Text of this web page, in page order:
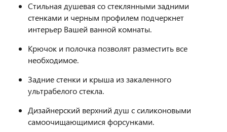
Стильная душевая со стеклянными задними
стенками и черным профилем подчеркнет
интерьер Вашей ванной комнаты.
Крючок и полочка позволят разместить все
необходимое.
Задние стенки и крыша из закаленного
ультрабелого стекла.
Дизайнерский верхний душ с силиконовыми
самоочищающимися форсунками.